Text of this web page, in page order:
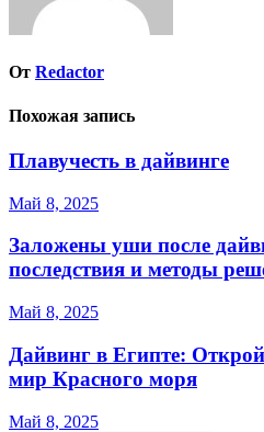
От Redactor
Похожая запись
Плавучесть в дайвинге
Май 8, 2025
Заложены уши после
последствия и методы
Май 8, 2025
Дайвинг в Египте:
мир Красного моря
Май 8, 2025